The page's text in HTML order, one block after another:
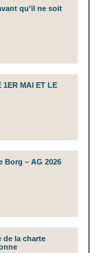
qu’il ne soit
1ER MAI ET LE
Borg – AG 2026
la charte